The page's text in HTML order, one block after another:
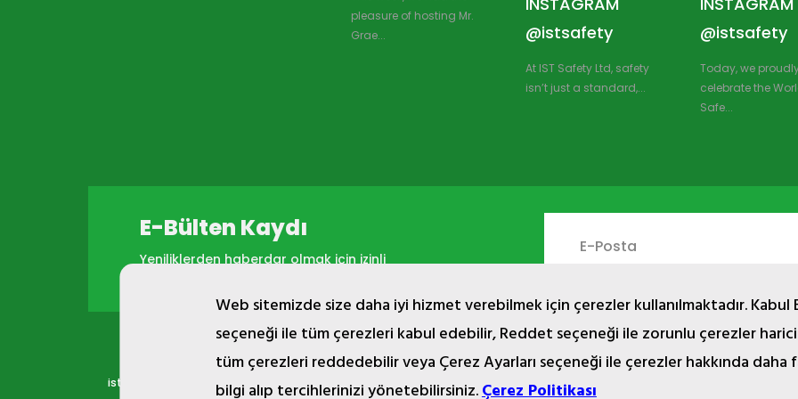
Web sitemizde size daha iyi hizmet verebilmek için çerezler kullanılmaktadır. Kabul
seçeneği ile tüm çerezleri kabul edebilir, Reddet seçeneği ile zorunlu çerezler
tüm çerezleri reddedebilir veya Çerez Ayarları seçeneği ile çerezler hakkında daha
bilgi alıp tercihlerinizi yönetebilirsiniz.Çerez Politikası
pleasure of hosting Mr.
Grae...
@istsafety
At IST Safety Ltd, safety
isn’t just a standard,...
@istsafety
Today, we
celebrate the
Safe...
E-Bülten Kaydı
Yeniliklerden haberdar olmak için izinli
2024 © Copyright İST İşçi Sağlığı Teçhizatı San. Tic. Ltd. Şti.
ist.com.tr internet sitesinde yer alan bütün görsel, yazı, çizim, animasyon ve diğer materyaller tescilli olup, izinsiz